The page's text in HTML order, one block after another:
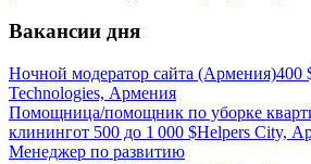
Вакансии дня
Ночной модератор сайта (Армения)400
Technologies, Армения
Помощница/помощник по уборке
клинингот 500 до 1 000 $Helpers City,
Менеджер по развитию